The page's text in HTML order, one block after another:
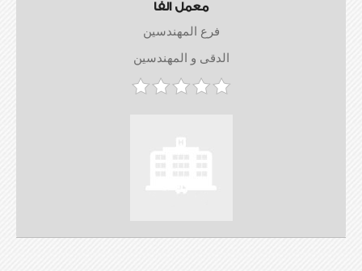
معمل الفا
فرع المهندسين
الدقى و المهندسين